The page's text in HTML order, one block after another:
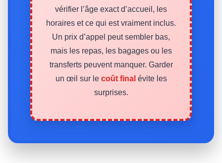
vérifier l’âge exact d’accueil, les
horaires et ce qui est vraiment inclus.
Un prix d’appel peut sembler bas,
mais les repas, les bagages ou les
transferts peuvent manquer. Garder
un œil sur le coût final évite les
surprises.